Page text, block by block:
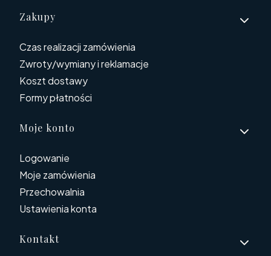
Linki w stopce
Zakupy
Czas realizacji zamówienia
Zwroty/wymiany i reklamacje
Koszt dostawy
Formy płatności
Moje konto
Logowanie
Moje zamówienia
Przechowalnia
Ustawienia konta
Kontakt